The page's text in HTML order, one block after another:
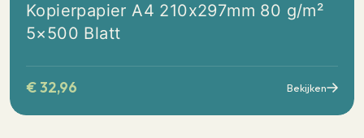
Kopierpapier A4 210x297mm 80 g/m²
5×500 Blatt
€32,96 Bekijken